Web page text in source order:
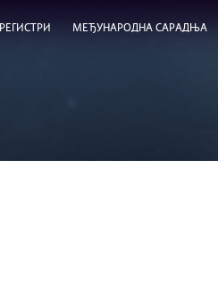
РЕГИСТРИ МЕЂУНАРОДНА САРАДЊА